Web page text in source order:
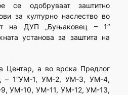
се одобруваат заштитно
за културно наслество во
на ДУП „Буњаковец – 1“
установа за заштита на
Центар, а во врска Предлог
– 1“УМ-1, УМ-2, УМ-3, УМ-4,
УМ-10, УМ-11, УМ-12, УМ-13,